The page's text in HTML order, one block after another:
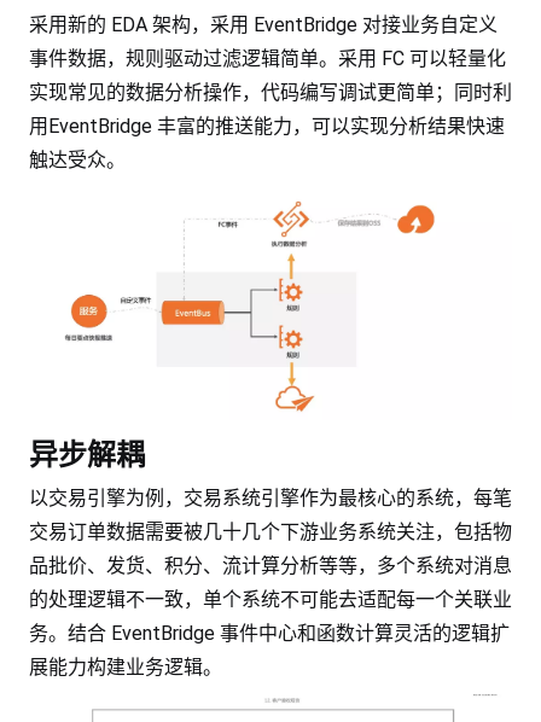
采用新的 EDA 架构，采用 EventBridge 对接业务自定义
事件数据，规则驱动过滤逻辑简单。采用 FC 可以轻量化
实现常见的数据分析操作，代码编写调试更简单；同时利
用EventBridge 丰富的推送能力，可以实现分析结果快速
触达受众。
异步解耦
以交易引擎为例，交易系统引擎作为最核心的系统，每笔
交易订单数据需要被几十几个下游业务系统关注，包括物
品批价、发货、积分、流计算分析等等，多个系统对消息
的处理逻辑不一致，单个系统不可能去适配每一个关联业
务。结合 EventBridge 事件中心和函数计算灵活的逻辑扩
展能力构建业务逻辑。